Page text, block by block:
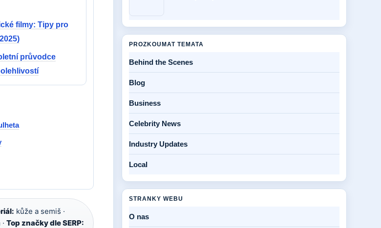
filmy: Tipy pro
průvodce
kůže a semiš ·
Top značky dle SERP:
PROZKOUMAT TEMATA
Behind the Scenes
Blog
Business
Celebrity News
Industry Updates
Local
STRANKY WEBU
O nas